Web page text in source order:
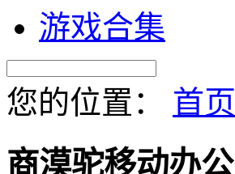
游戏合集
您的位置： 首页
商漠驼移动办公